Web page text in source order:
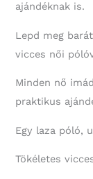
ajándéknak is.
Lepd meg
vicces női
Minden nő
praktikus
Egy laza póló,
Tökéletes